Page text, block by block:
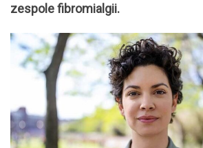
zespole fibromialgii.